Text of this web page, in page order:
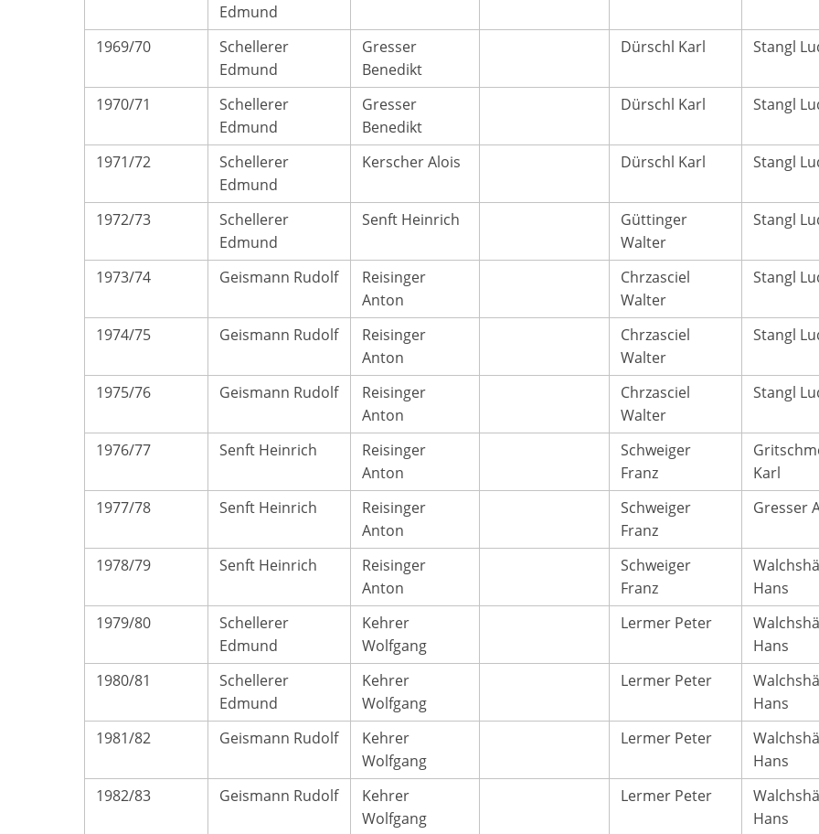
Edmund
1969/70
Schellerer
Edmund
Gresser
Benedikt
Dürschl Karl Stangl
1970/71
Schellerer
Edmund
Gresser
Benedikt
Dürschl Karl Stangl
1971/72
Schellerer
Edmund
Kerscher Alois Dürschl Karl Stangl
1972/73
Schellerer
Edmund
Senft Heinrich
Güttinger
Walter
Stangl
1973/74 Geismann Rudolf
Reisinger
Anton
Chrzasciel
Walter
Stangl
1974/75 Geismann Rudolf
Reisinger
Anton
Chrzasciel
Walter
Stangl
1975/76 Geismann Rudolf
Reisinger
Anton
Chrzasciel
Walter
Stangl
1976/77 Senft Heinrich
Reisinger
Anton
Schweiger
Franz
Karl
1977/78
Senft Heinrich
Reisinger
Anton
Schweiger
Franz
Gresser
1978/79 Senft Heinrich
Reisinger
Anton
Schweiger
Franz
Hans
1979/80
Schellerer
Edmund
Kehrer
Wolfgang
Lermer Peter
Hans
1980/81
Schellerer
Edmund
Kehrer
Wolfgang
Lermer Peter
Hans
1981/82
Geismann Rudolf
Kehrer
Wolfgang
Lermer Peter
Hans
1982/83
Geismann Rudolf
Kehrer
Wolfgang
Lermer Peter
Hans